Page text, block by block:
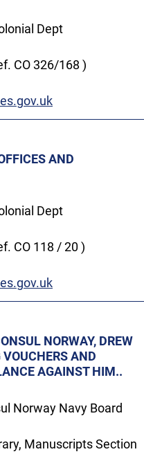
Dept
CO 326/168 )
AND
Dept
CO 118 / 20 )
NORWAY, DREW
AND
AGAINST HIM..
Norway Navy Board
Manuscripts Section